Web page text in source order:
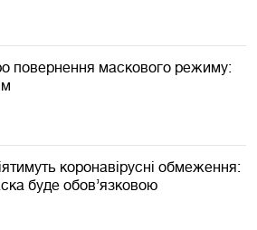
повернення маскового режиму:
коронавірусні обмеження:
буде обов’язковою